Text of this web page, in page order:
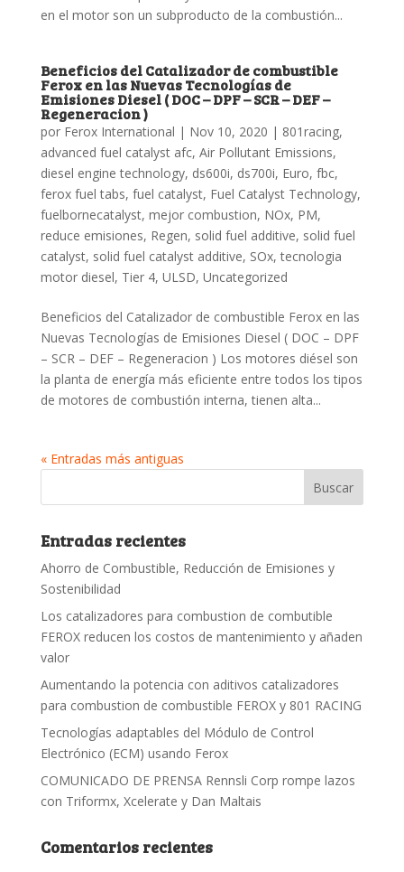
en el motor son un subproducto de la combustión...
Beneficios del Catalizador de combustible
Ferox en las Nuevas Tecnologías de
Emisiones Diesel ( DOC – DPF – SCR – DEF –
Regeneracion )
por Ferox International | Nov 10, 2020 | 801racing,
advanced fuel catalyst afc, Air Pollutant Emissions,
diesel engine technology, ds600i, ds700i, Euro, fbc,
ferox fuel tabs, fuel catalyst, Fuel Catalyst Technology,
fuelbornecatalyst, mejor combustion, NOx, PM,
reduce emisiones, Regen, solid fuel additive, solid fuel
catalyst, solid fuel catalyst additive, SOx,tecnologia
motor diesel, Tier 4, ULSD, Uncategorized
Beneficios del Catalizador de combustible Ferox en las
Nuevas Tecnologías de Emisiones Diesel ( DOC – DPF
– SCR – DEF – Regeneracion ) Los motores diésel son
la planta de energía más eficiente entre todos los tipos
de motores de combustión interna, tienen alta...
« Entradas más antiguas
Entradas recientes
Ahorro de Combustible, Reducción de Emisiones y
Sostenibilidad
Los catalizadores para combustion de combutible
FEROX reducen los costos de mantenimiento y añaden
valor
Aumentando la potencia con aditivos catalizadores
para combustion de combustible FEROX y 801 RACING
Tecnologías adaptables del Módulo de Control
Electrónico (ECM) usando Ferox
COMUNICADO DE PRENSA Rennsli Corp rompe lazos
con Triformx, Xcelerate y Dan Maltais
Comentarios recientes